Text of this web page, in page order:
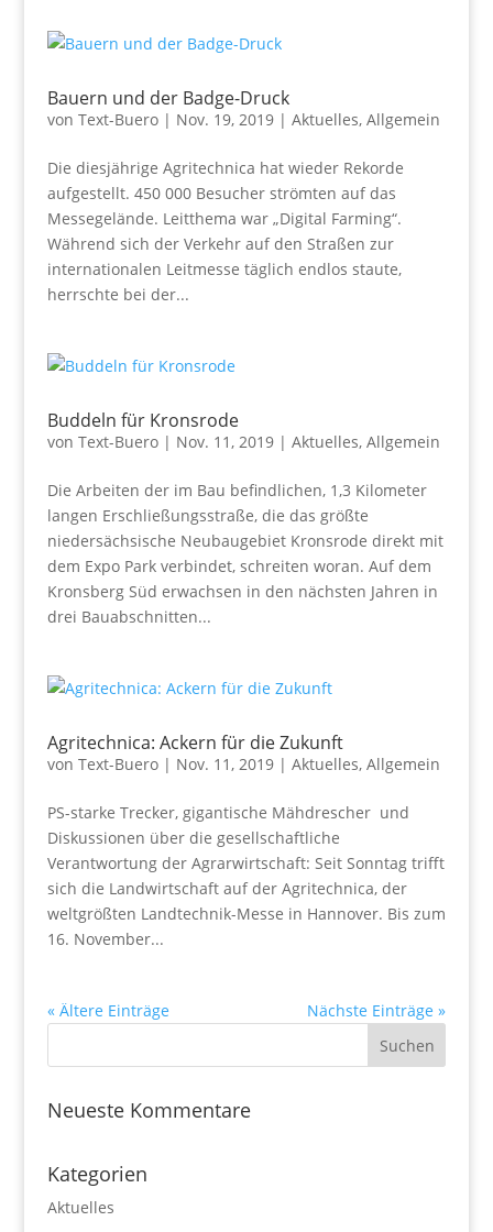
Bauern und der Badge-Druck
von Text-Buero| Nov. 19, 2019| Aktuelles, Allgemein
Die diesjährige Agritechnica hat wieder Rekorde
aufgestellt. 450 000 Besucher strömten auf das
Messegelände. Leitthema war „Digital Farming“.
Während sich der Verkehr auf den Straßen zur
internationalen Leitmesse täglich endlos staute,
herrschte bei der...
Buddeln für Kronsrode
von Text-Buero| Nov. 11, 2019| Aktuelles, Allgemein
Die Arbeiten der im Bau befindlichen, 1,3 Kilometer
langen Erschließungsstraße, die das größte
niedersächsische Neubaugebiet Kronsrode direkt mit
dem Expo Park verbindet, schreiten woran. Auf dem
Kronsberg Süd erwachsen in den nächsten Jahren in
drei Bauabschnitten...
Agritechnica: Ackern für die Zukunft
von Text-Buero| Nov. 11, 2019| Aktuelles, Allgemein
PS-starke Trecker, gigantische Mähdrescher und
Diskussionen über die gesellschaftliche
Verantwortung der Agrarwirtschaft: Seit Sonntag trifft
sich die Landwirtschaft auf der Agritechnica, der
weltgrößten Landtechnik-Messe in Hannover. Bis zum
16. November...
« Ältere Einträge Nächste Einträge »
Neueste Kommentare
Kategorien
Aktuelles